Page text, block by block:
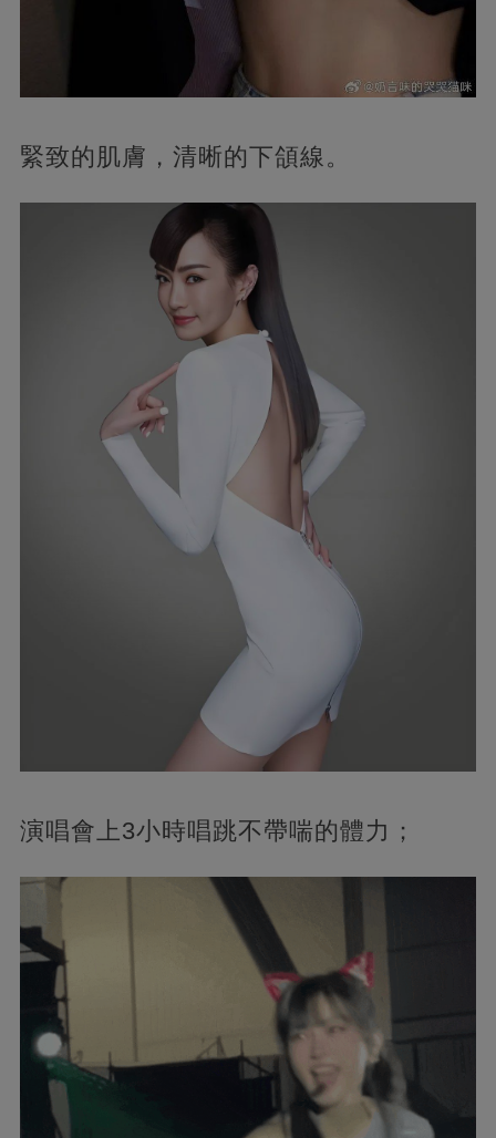
緊致的肌膚，清晰的下頜線。
演唱會上3小時唱跳不帶喘的體力；